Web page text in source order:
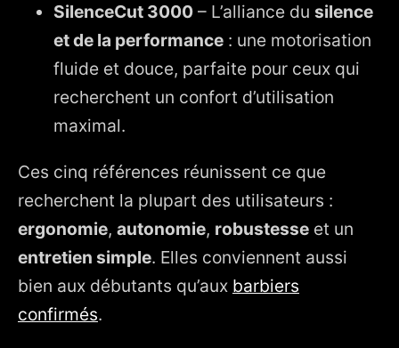
SilenceCut 3000 – L’alliance du silence
et de la performance : une motorisation
fluide et douce, parfaite pour ceux qui
recherchent un confort d’utilisation
maximal.
Ces cinq références réunissent ce que
recherchent la plupart des utilisateurs :
ergonomie, autonomie, robustesse et un
entretien simple. Elles conviennent aussi
bien aux débutants qu’aux barbiers
confirmés.